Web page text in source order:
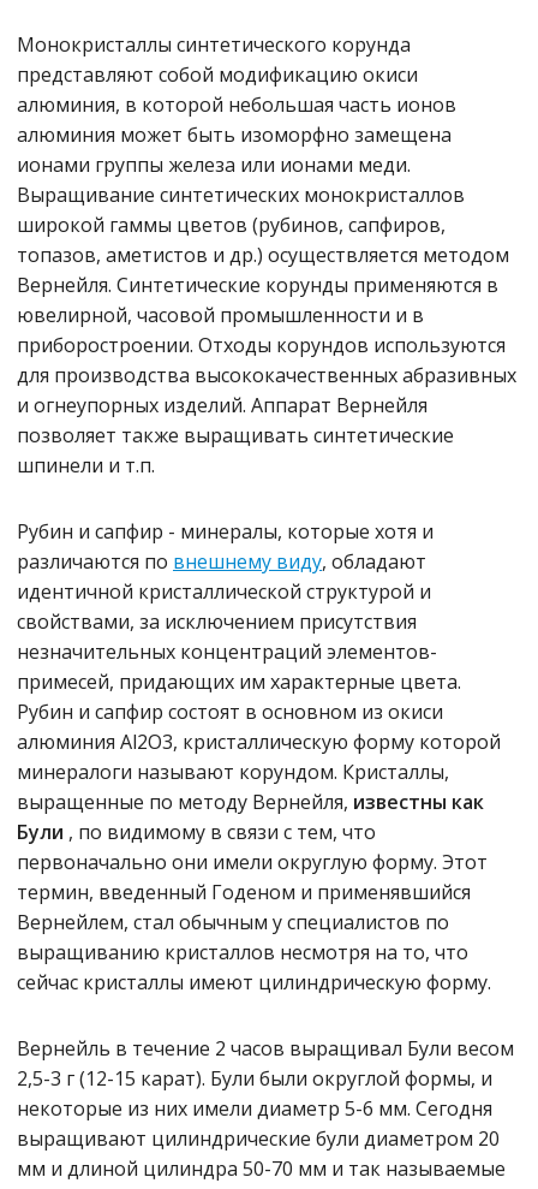
Монокристаллы синтетического корунда
представляют собой модификацию окиси
алюминия, в которой небольшая часть ионов
алюминия может быть изоморфно замещена
ионами группы железа или ионами меди.
Выращивание синтетических монокристаллов
широкой гаммы цветов (рубинов, сапфиров,
топазов, аметистов и др.) осуществляется методом
Вернейля. Синтетические корунды применяются в
ювелирной, часовой промышленности и в
приборостроении. Отходы корундов используются
для производства высококачественных абразивных
и огнеупорных изделий. Аппарат Вернейля
позволяет также выращивать синтетические
шпинели и т.п.
Рубин и сапфир - минералы, которые хотя и
различаются по внешнему виду, обладают
идентичной кристаллической структурой и
свойствами, за исключением присутствия
незначительных концентраций элементов-
примесей, придающих им характерные цвета.
Рубин и сапфир состоят в основном из окиси
алюминия Al2O3, кристаллическую форму которой
минералоги называют корундом. Кристаллы,
выращенные по методу Вернейля, известны как
Були , по видимому в связи с тем, что
первоначально они имели округлую форму. Этот
термин, введенный Годеном и применявшийся
Вернейлем, стал обычным у специалистов по
выращиванию кристаллов несмотря на то, что
сейчас кристаллы имеют цилиндрическую форму.
Вернейль в течение 2 часов выращивал Були весом
2,5-3 г (12-15 карат). Були были округлой формы, и
некоторые из них имели диаметр 5-6 мм. Сегодня
выращивают цилиндрические були диаметром 20
мм и длиной цилиндра 50-70 мм и так называемые